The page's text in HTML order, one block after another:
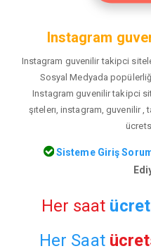
Instagram
Instagram guvenilir takipci
Sosyal Medyada
Instagram guvenilir takipci
şıtelerı, instagram, guvenilir
Sisteme Giriş
Her saat
Her Saat